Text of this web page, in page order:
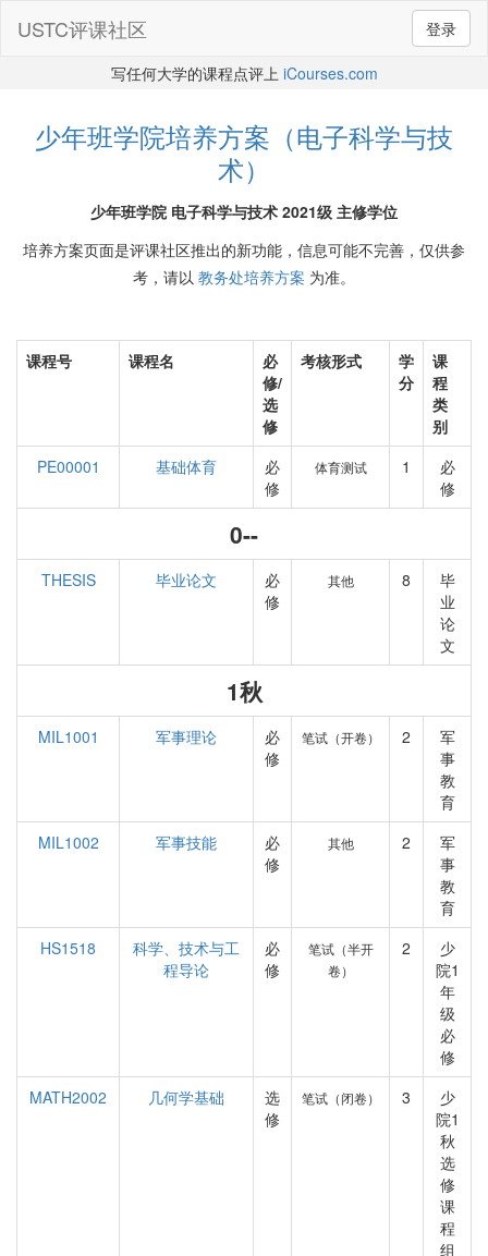
登录
USTC评课社区
写任何大学的课程点评上 iCourses.com
少年班学院培养方案（电子科学与技
术）
少年班学院 电子科学与技术 2021级 主修学位
培养方案页面是评课社区推出的新功能，信息可能不完善，仅供参
考，请以 教务处培养方案 为准。
课程号 课程名
必
修/
选
修
考核形式
学
分
课
程
类
别
PE00001
基础体育
必
修
体育测试 1
必
修
0--
THESIS 毕业论文
必
修
其他 8
毕
业
论
文
1秋
MIL1001 军事理论
必
修
笔试（开卷） 2
军
事
教
育
MIL1002
军事技能
必
修
其他 2
军
事
教
育
HS1518
科学、技术与工
程导论
必
修
笔试（半开
卷）
2
少
院1
年
级
必
修
MATH2002
几何学基础
选
修
笔试（闭卷） 3
少
院1
秋
选
修
课
程
组